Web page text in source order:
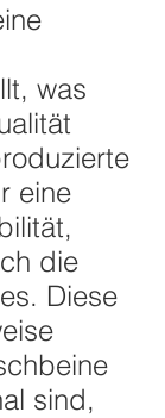
was
eine
die
Diese
sind,